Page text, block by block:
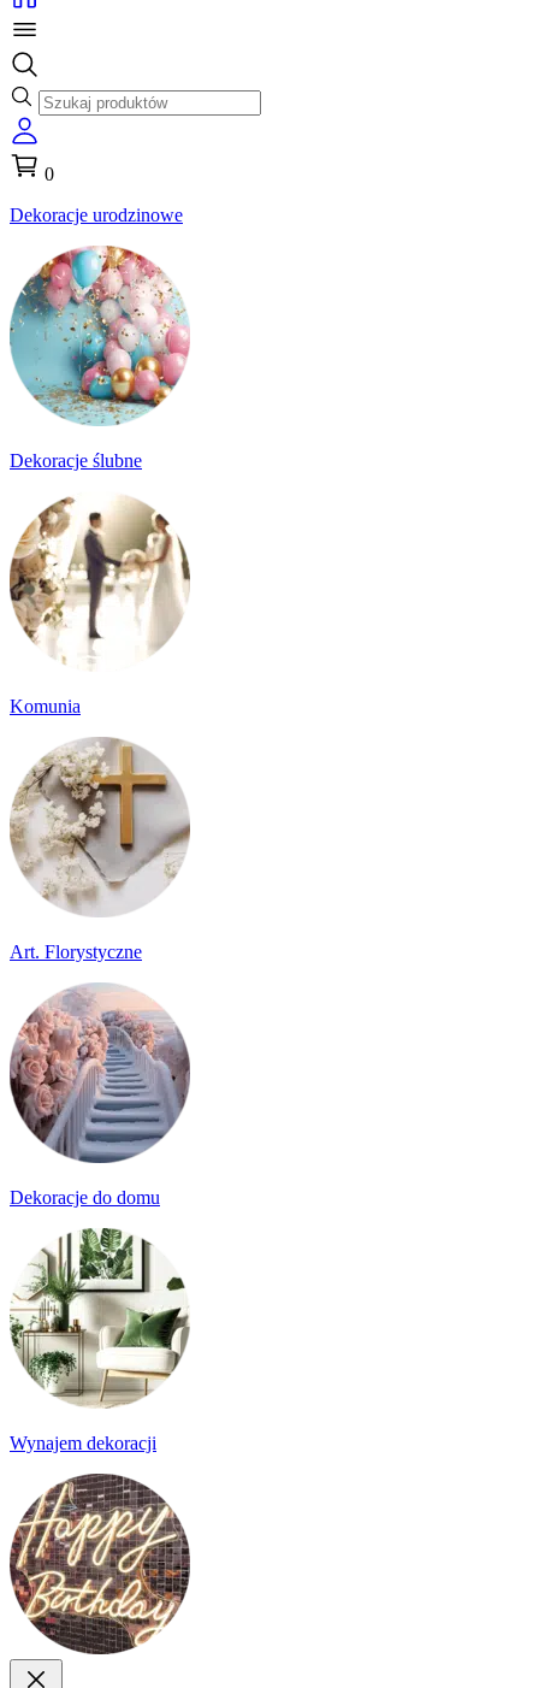
0
Dekoracje urodzinowe
Dekoracje ślubne
Komunia
Art. Florystyczne
Dekoracje do domu
Wynajem dekoracji